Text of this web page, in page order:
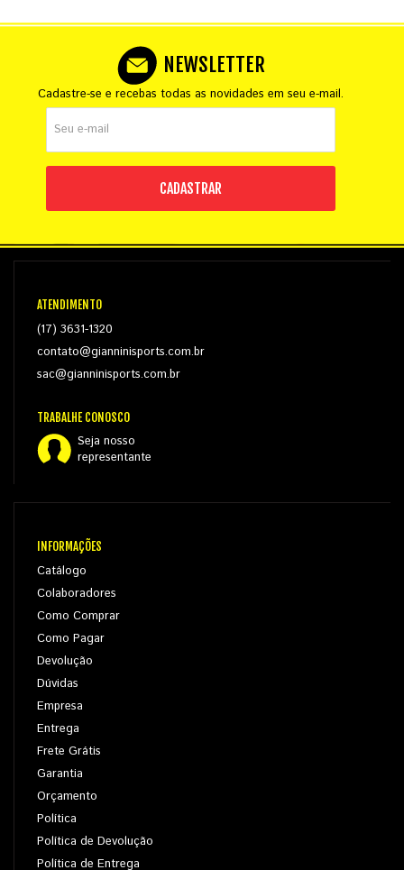
NEWSLETTER
Cadastre-se e recebas todas as novidades em seu e-mail.
CADASTRAR
ATENDIMENTO
(17) 3631-1320
contato@gianninisports.com.br
sac@gianninisports.com.br
TRABALHE CONOSCO
Seja nosso
representante
INFORMAÇÕES
Catálogo
Colaboradores
Como Comprar
Como Pagar
Devolução
Dúvidas
Empresa
Entrega
Frete Grátis
Garantia
Orçamento
Política
Política de Devolução
Política de Entrega